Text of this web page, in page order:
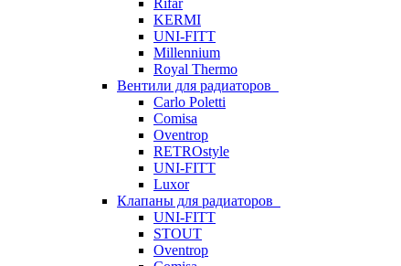
Rifar
KERMI
UNI-FITT
Millennium
Royal Thermo
Вентили для радиаторов
Carlo Poletti
Comisa
Oventrop
RETROstyle
UNI-FITT
Luxor
Клапаны для радиаторов
UNI-FITT
STOUT
Oventrop